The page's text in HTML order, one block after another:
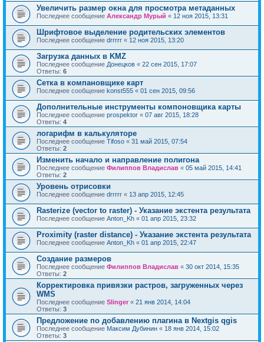
Увеличить размер окна для просмотра метаданных
Последнее сообщение Александр Мурый « 12 ноя 2015, 13:31
Шрифтовое выделение родительских элементов
Последнее сообщение drrrrr « 12 ноя 2015, 13:20
Загрузка данных в KMZ
Последнее сообщение Донецков « 22 сен 2015, 17:07
Ответы: 6
Сетка в компановщике карт
Последнее сообщение konst555 « 01 сен 2015, 09:56
Дополнительные инструменты компоновщика карты
Последнее сообщение prospektor « 07 авг 2015, 18:28
Ответы: 4
логарифм в калькуляторе
Последнее сообщение Tifoso « 31 май 2015, 07:54
Ответы: 2
Изменить начало и направление полигона
Последнее сообщение Филиппов Владислав « 05 май 2015, 14:41
Ответы: 2
Уровень отрисовки
Последнее сообщение drrrrr « 13 апр 2015, 12:45
Rasterize (vector to raster) - Указание экстента результата
Последнее сообщение Anton_Kh « 01 апр 2015, 23:32
Proximity (raster distance) - Указание экстента результата
Последнее сообщение Anton_Kh « 01 апр 2015, 22:47
Создание размеров
Последнее сообщение Филиппов Владислав « 30 окт 2014, 15:35
Ответы: 2
Корректировка привязки растров, загруженных через
WMS
Последнее сообщение Slinger « 21 янв 2014, 14:04
Ответы: 3
Предложение по добавлению плагина в Nextgis qgis
Последнее сообщение Максим Дубинин « 18 янв 2014, 15:02
Ответы: 3